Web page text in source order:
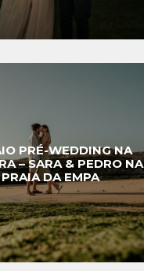
PRÉ-WEDDING NA
– SARA & PEDRO NA
PRAIA DA EMPA